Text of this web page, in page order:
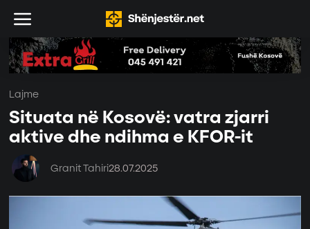
Lajme
Situata në Kosovë: vatra zjarri
aktive dhe ndihma e KFOR-it
Granit Tahiri28.07.2025